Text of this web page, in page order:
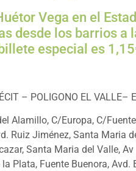
Vega en el
desde los barrios a
especial es
– POLIGONO EL VALLE–
Alamillo, C/Europa, C/
Ruiz Jiménez, Santa Maria
Santa Maria del Valle,
Plata, Fuente Buenora, Avd.